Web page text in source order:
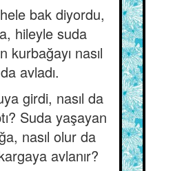
bak diyordu,
hileyle suda
kurbağayı nasıl
da avladı.
girdi, nasıl da
Suda yaşayan
nasıl olur da
avlanır?